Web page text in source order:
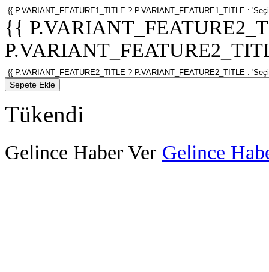
{{
Sepete Ekle
Tükendi
Gelince Haber Ver Gelince